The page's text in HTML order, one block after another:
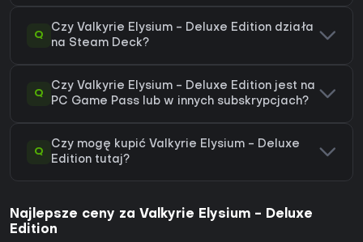
Q
Czy Valkyrie Elysium - Deluxe Edition działa
na Steam Deck?
Q
Czy Valkyrie Elysium - Deluxe Edition jest na
PC Game Pass lub w innych subskrypcjach?
Q
Czy mogę kupić Valkyrie Elysium - Deluxe
Edition tutaj?
Najlepsze ceny za Valkyrie Elysium - Deluxe
Edition